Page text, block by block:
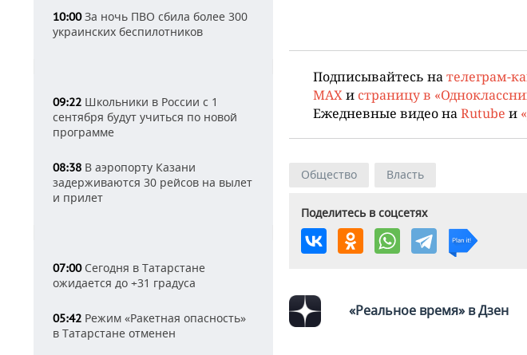
10:00За ночь ПВО сбила более 300
украинских беспилотников
09:22 Школьники в России с 1
сентября будут учиться по новой
программе
08:38 В аэропорту Казани
задерживаются 30 рейсов на вылет
и прилет
07:00Сегодня в Татарстане
ожидается до +31 градуса
05:42 Режим «Ракетная опасность»
в Татарстане отменен
Подписывайтесь на телеграм-
MAX и страницу в
Ежедневные видео на Rutube и
Общество Власть
Поделитесь в соцсетях
«Реальное время» в Дзен